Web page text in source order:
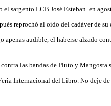
el sargento LCB José Esteban en
reprochó al oído del cadáver de
apenas audible, el haberse alzado
las bandas de Pluto y Mangosta
Internacional del Libro. No deje de